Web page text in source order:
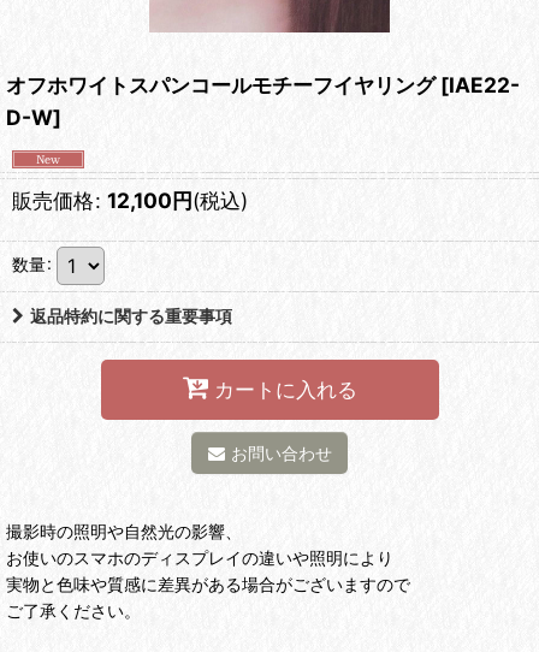
オフホワイトスパンコールモチーフイヤリング [IAE22-
D-W]
販売価格: 12,100円(税込)
数量:
返品特約に関する重要事項
カートに入れる
お問い合わせ
撮影時の照明や自然光の影響、
お使いのスマホのディスプレイの違いや照明により
実物と色味や質感に差異がある場合がございますので
ご了承ください。